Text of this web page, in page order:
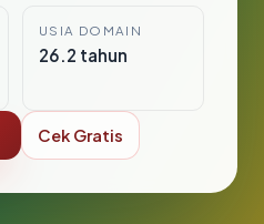
USIA DOMAIN
26.2 tahun
Cek Gratis